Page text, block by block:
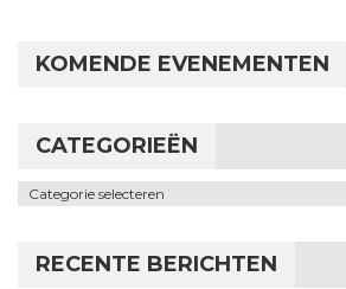
KOMENDE EVENEMENTEN
CATEGORIEËN
Categorieën
RECENTE BERICHTEN